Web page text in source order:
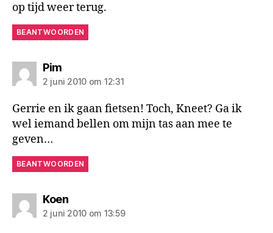
op tijd weer terug.
BEANTWOORDEN
Pimzegt:
2 juni 2010 om 12:31
Gerrie en ik gaan fietsen! Toch, Kneet? Ga ik
wel iemand bellen om mijn tas aan mee te
geven…
BEANTWOORDEN
Koenzegt:
2 juni 2010 om 13:59